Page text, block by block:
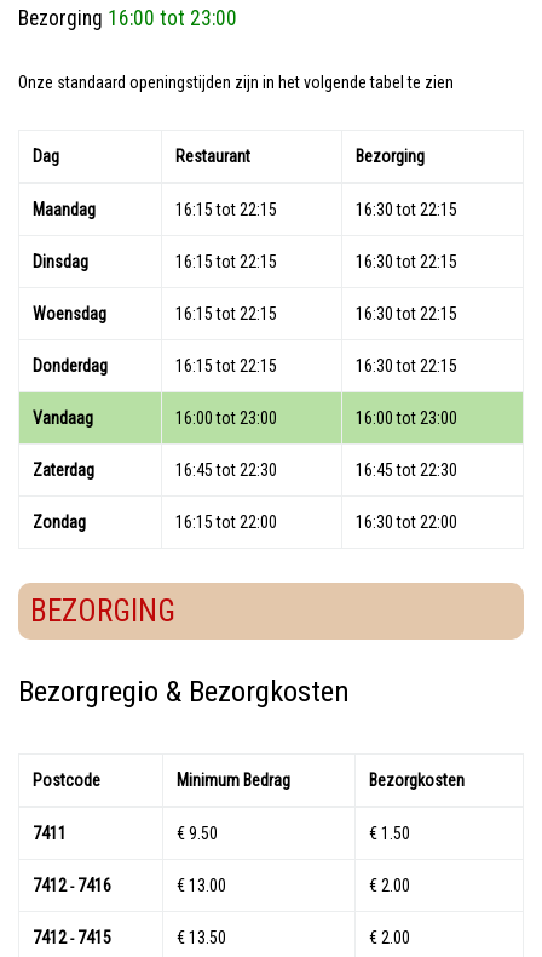
Bezorging 16:00 tot 23:00
Onze standaard openingstijden zijn in het volgende tabel te zien
Dag Restaurant Bezorging
Maandag 16:15 tot 22:15 16:30 tot 22:15
Dinsdag 16:15 tot 22:15 16:30 tot 22:15
Woensdag 16:15 tot 22:15 16:30 tot 22:15
Donderdag 16:15 tot 22:15 16:30 tot 22:15
Vandaag 16:00 tot 23:00 16:00 tot 23:00
Zaterdag 16:45 tot 22:30 16:45 tot 22:30
Zondag 16:15 tot 22:00 16:30 tot 22:00
BEZORGING
Bezorgregio & Bezorgkosten
Postcode Minimum Bedrag Bezorgkosten
7411 € 9.50 € 1.50
7412- 7416 € 13.00 € 2.00
7412- 7415 € 13.50 € 2.00